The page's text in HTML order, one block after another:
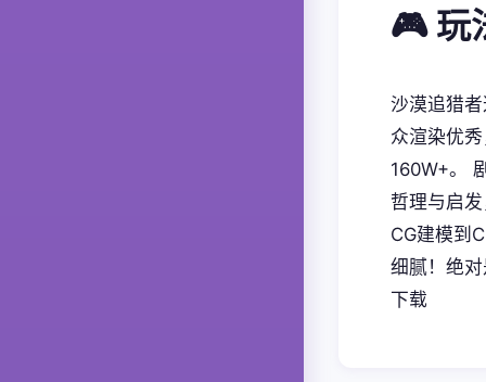
🎮 玩
沙漠追猎
众渲染优
160W+。
哲理与启
CG建模到
细腻！绝
下载